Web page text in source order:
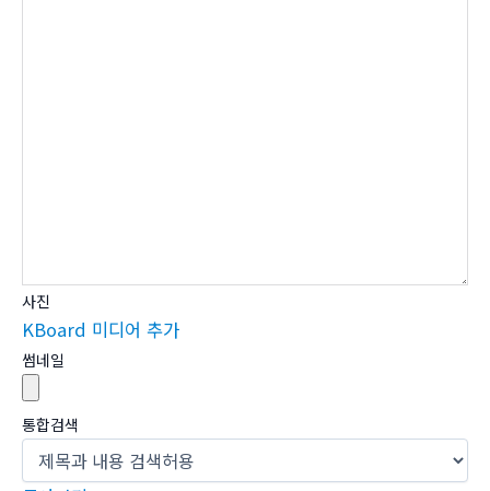
사진
KBoard 미디어 추가
썸네일
통합검색